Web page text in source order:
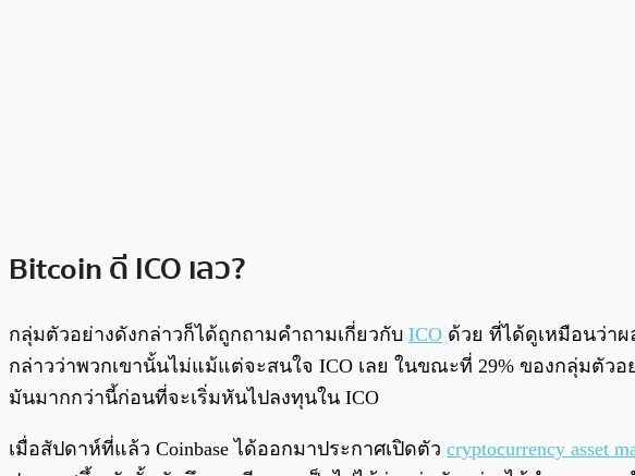
Bitcoin ดี ICO เลว?
กลุ่มตัวอย่างดังกล่าวก็ได้ถูกถามคำถามเกี่ยวกับ ICO ด้วย ที่ได้ดูเหมือนว่าผ
กล่าวว่าพวกเขานั้นไม่แม้แต่จะสนใจ ICO เลย ในขณะที่ 29% ของกลุ่มตั
มันมากกว่านี้ก่อนที่จะเริ่มหันไปลงทุนใน ICO
เมื่อสัปดาห์ที่แล้ว Coinbase ได้ออกมาประกาศเปิดตัว cryptocurrency asset